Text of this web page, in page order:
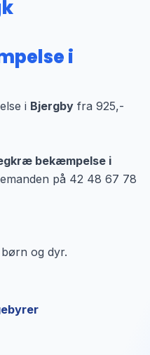
i
i Bjergby fra 925,-
bekæmpelse i
på 42 48 67 78
og dyr.